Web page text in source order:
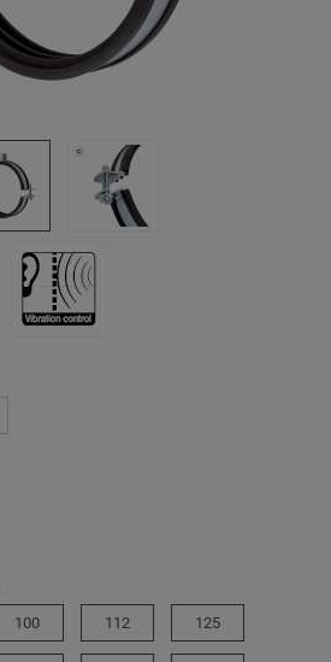
100 112 125